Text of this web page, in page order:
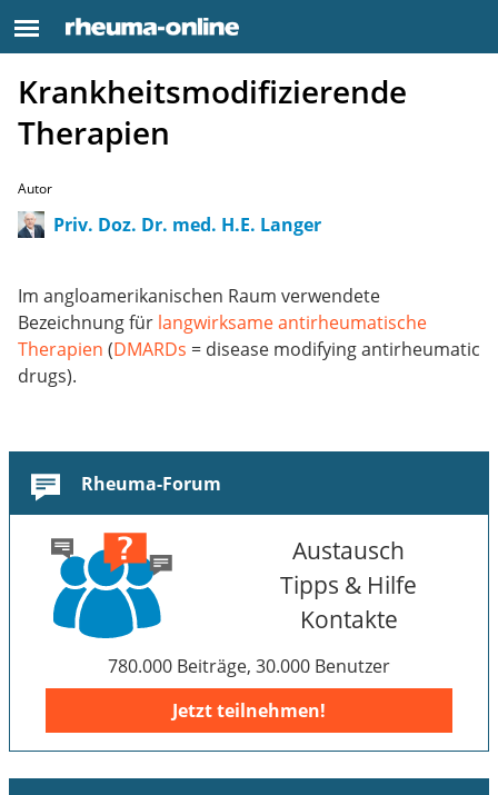
Krankheitsmodifizierende
Therapien
Autor
Priv. Doz. Dr. med. H.E. Langer
Im angloamerikanischen Raum verwendete
Bezeichnung für langwirksame antirheumatische
Therapien (DMARDs = disease modifying antirheumatic
drugs).
Rheuma-Forum
Austausch
Tipps & Hilfe
Kontakte
780.000 Beiträge, 30.000 Benutzer
Jetzt teilnehmen!